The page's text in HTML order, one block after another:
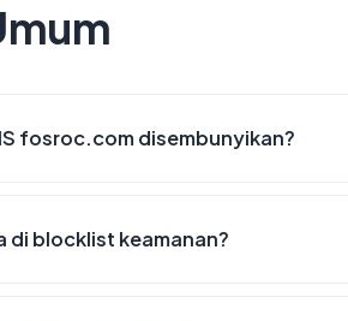
fosroc.com disembunyikan?
blocklist keamanan?